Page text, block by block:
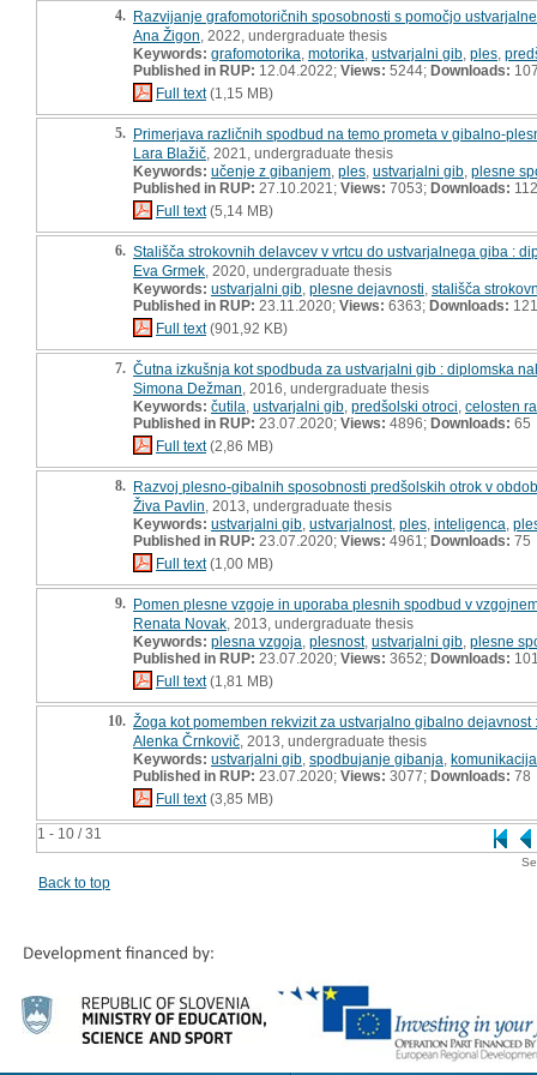
1 - 10 / 31
4. Razvijanje grafomotoričnih sposobnosti s pomočjo
Ana Žigon , 2022, undergraduate thesis
Keywords: grafomotorika motorika ustvarjalni gib ples
Published in RUP: 12.04.2022; Views: 5244; Downloads:
Full text(1,15 MB)
5. Primerjava različnih spodbud na temo prometa v gibalno-
Lara Blažič , 2021, undergraduate thesis
Keywords: učenje z gibanjem ples ustvarjalni gib plesne
Published in RUP: 27.10.2021; Views: 7053; Downloads: 112
Full text(5,14 MB)
6. Stališča strokovnih delavcev v vrtcu do ustvarjalnega giba :
Eva Grmek , 2020, undergraduate thesis
Keywords: ustvarjalni gib plesne dejavnosti stališča
Published in RUP: 23.11.2020; Views: 6363; Downloads: 121
Full text(901,92 KB)
7. Čutna izkušnja kot spodbuda za ustvarjalni gib : diplomska
Simona Dežman , 2016, undergraduate thesis
Keywords: čutila ustvarjalni gib predšolski otroci celosten
Published in RUP: 23.07.2020; Views: 4896; Downloads: 65
Full text(2,86 MB)
8. Razvoj plesno-gibalnih sposobnosti predšolskih otrok v
Živa Pavlin , 2013, undergraduate thesis
Keywords: ustvarjalni gib ustvarjalnost, ples inteligenca
Published in RUP: 23.07.2020; Views: 4961; Downloads: 75
Full text(1,00 MB)
9. Pomen plesne vzgoje in uporaba plesnih spodbud v
Renata Novak , 2013, undergraduate thesis
Keywords: plesna vzgoja plesnost, ustvarjalni gib plesne
Published in RUP: 23.07.2020; Views: 3652; Downloads:
Full text(1,81 MB)
10. Žoga kot pomemben rekvizit za ustvarjalno gibalno dejavnost
Alenka Črnkovič , 2013, undergraduate thesis
Keywords: ustvarjalni gib spodbujanje gibanja komunikacija
Published in RUP: 23.07.2020; Views: 3077; Downloads: 78
Full text(3,85 MB)
Back to top